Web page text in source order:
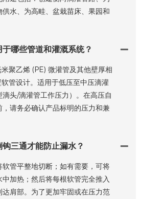
水、为高畦、盆栽苗床、果园和
哪些管道和灌溉系统？
聚乙烯 (PE) 微灌管及其他壁厚相
管设计。适用于低压至中压滴灌
头/滴灌管工作压力）。在高压自
请务必确认产品标明的压力和兼
三通才能防止漏水？
软管平整地切断；如有需要，可将
加热；然后将每根软管完全推入
肩部。为了更加牢固或在压力范